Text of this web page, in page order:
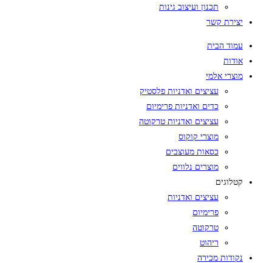
תכנון ועיצוב גינות
יצירת קשר
עמוד הבית
אודות
מוצרי אלמי
עציצים ואדניות פלסטיק
כדים ואדניות פרימיום
עציצים ואדניות טרקוטה
מוצרי קוקוס
כסאות מעוצבים
מוצרים נלווים
קטלוגים
עציצים ואדניות
פרימיום
טרקוטה
ריהוט
נקודות מכירה